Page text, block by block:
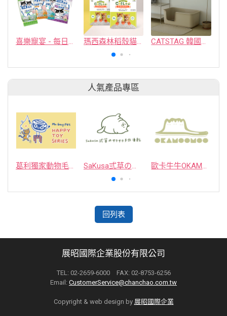
喜樂寵宴 - 每日潔牙齒清潔濕巾/濕指套&多功能清潔指套 瑪西森林稻殼貓砂 CATSTAG 韓國超大貓砂盆
人氣產品專區
葛利獨家動物毛逗貓棒 SaKusa弎草のサクサク手作凍乾 歐卡牛牛OKAMOOMOO 貓草包
回列表
展昭國際企業股份有限公司
TEL: 02-2659-6000 FAX: 02-8753-6256
Email: CustomerService@chanchao.com.tw
Copyright & web design by 展昭國際企業